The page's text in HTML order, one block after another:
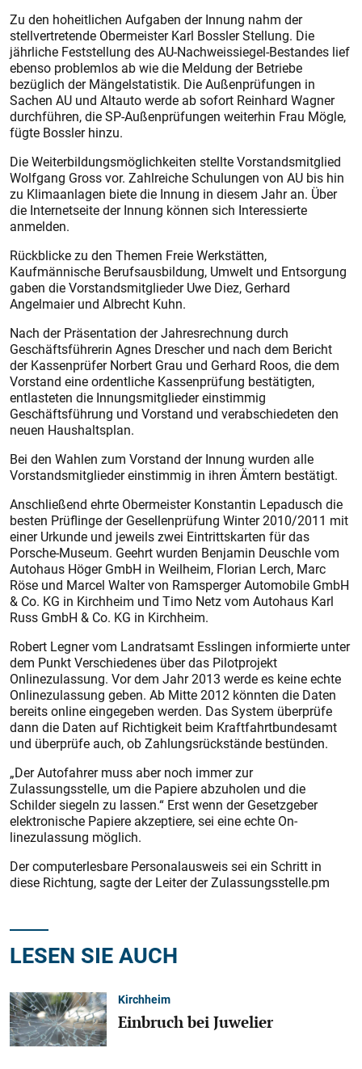
Zu den hoheitlichen Aufgaben der Innung nahm der
stellvertretende Obermeister Karl Bossler Stellung. Die
jährliche Feststellung des AU-Nachweissiegel-Bestandes lief
ebenso problemlos ab wie die Meldung der Betriebe
bezüglich der Mängelstatistik. Die Außenprüfungen in
Sachen AU und Altauto werde ab sofort Reinhard Wagner
durchführen, die SP-Außenprüfungen weiterhin Frau Mögle,
fügte Bossler hinzu.
Die Weiterbildungsmöglichkeiten stellte Vorstandsmitglied
Wolfgang Gross vor. Zahlreiche Schulungen von AU bis hin
zu Klimaanlagen biete die Innung in diesem Jahr an. Über
die Internetseite der Innung können sich Interessierte
anmelden.
Rückblicke zu den Themen Freie Werkstätten,
Kaufmännische Berufsausbildung, Umwelt und Entsorgung
gaben die Vorstandsmitglieder Uwe Diez, Gerhard
Angelmaier und Albrecht Kuhn.
Nach der Präsentation der Jahresrechnung durch
Geschäftsführerin Agnes Drescher und nach dem Bericht
der Kassenprüfer Norbert Grau und Gerhard Roos, die dem
Vorstand eine ordentliche Kassenprüfung bestätigten,
entlasteten die Innungsmitglieder einstimmig
Geschäftsführung und Vorstand und verabschiedeten den
neuen Haushaltsplan.
Bei den Wahlen zum Vorstand der Innung wurden alle
Vorstandsmitglieder einstimmig in ihren Ämtern bestätigt.
Anschließend ehrte Obermeister Konstantin Lepadusch die
besten Prüflinge der Gesellenprüfung Winter 2010/2011 mit
einer Urkunde und jeweils zwei Eintrittskarten für das
Porsche-Museum. Geehrt wurden Benjamin Deuschle vom
Autohaus Höger GmbH in Weilheim, Florian Lerch, Marc
Röse und Marcel Walter von Ramsperger Automobile GmbH
& Co. KG in Kirchheim und Timo Netz vom Autohaus Karl
Russ GmbH & Co. KG in Kirchheim.
Robert Legner vom Landratsamt Esslingen informierte unter
dem Punkt Verschiedenes über das Pilotprojekt
Onlinezulassung. Vor dem Jahr 2013 werde es keine echte
On­linezulassung geben. Ab Mitte 2012 könnten die Daten
bereits online eingegeben werden. Das System überprüfe
dann die Daten auf Richtigkeit beim Kraftfahrtbundesamt
und überprüfe auch, ob Zahlungsrückstände bestünden.
„Der Autofahrer muss aber noch immer zur
Zulassungsstelle, um die Papiere abzuholen und die
Schilder siegeln zu lassen.“ Erst wenn der Gesetzgeber
elektronische Papiere akzeptiere, sei eine echte On­
linezulassung möglich.
Der computerlesbare Personalausweis sei ein Schritt in
diese Richtung, sagte der Leiter der Zulassungsstelle.pm
LESEN SIE AUCH
Kirchheim
Einbruch bei Juwelier